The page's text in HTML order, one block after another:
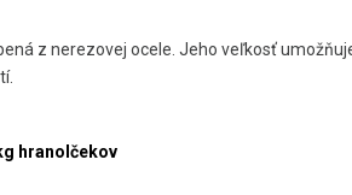
z nerezovej ocele. Jeho veľkosť
hranolčekov